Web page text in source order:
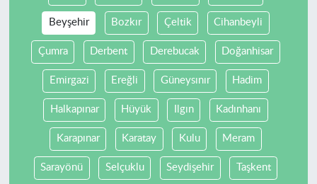
Beyşehir Bozkır Çeltik Cihanbeyli
Çumra Derbent Derebucak Doğanhisar
Emirgazi Ereğli Güneysınır Hadim
Halkapınar Hüyük Ilgın Kadınhanı
Karapınar Karatay Kulu Meram
Sarayönü Selçuklu Seydişehir Taşkent